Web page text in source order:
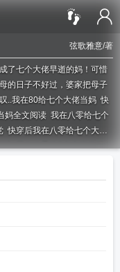
弦歌雅意/著
了七个大佬早逝的妈！可惜
的日子不好过，婆家把母子
..我在80给七个大佬当妈快
妈全文阅读 我在八零给七个
快穿后我在八零给七个大佬
读我在八零给7个大佬当妈
大佬当妈百度
七个大佬当妈txt
大佬当妈